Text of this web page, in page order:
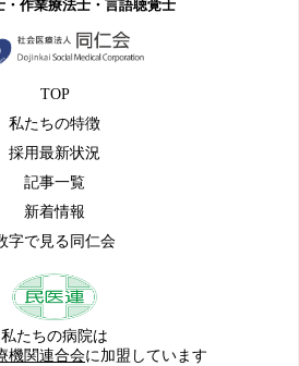
・作業療法士・言語聴覚士
TOP
私たちの特徴
採用最新状況
記事一覧
新着情報
字で見る同仁会
私たちの病院は
機関連合会に加盟しています